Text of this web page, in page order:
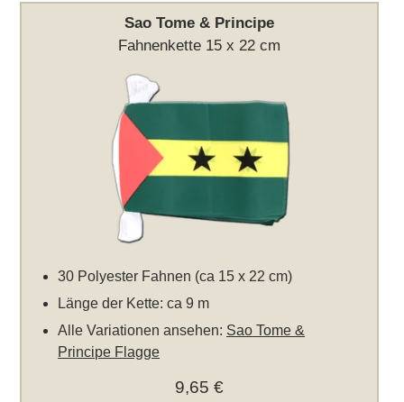
Sao Tome & Principe
Fahnenkette 15 x 22 cm
30 Polyester Fahnen (ca 15 x 22 cm)
Länge der Kette: ca 9 m
Alle Variationen ansehen: Sao Tome &
Principe Flagge
9,65 €